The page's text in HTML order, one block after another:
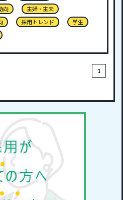
向
主婦・主夫
採用トレンド
学生
1